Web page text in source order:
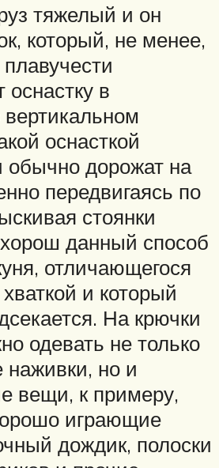
тяжелый и он
который, не менее,
в
оснасткой
обычно дорожат на
передвигаясь по
стоянки
данный способ
отличающегося
и который
На крючки
одевать не только
наживки, но и
вещи, к примеру,
играющие
дождик, полоски